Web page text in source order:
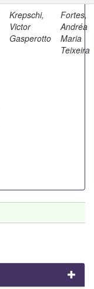
Krepschi,
Victor
Gasperotto
Fortes,
Andréa
Maria
Teixeira